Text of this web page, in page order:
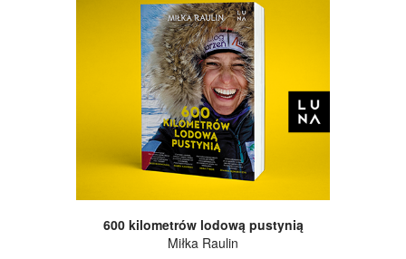
600 kilometrów lodową pustynią
Miłka Raulin